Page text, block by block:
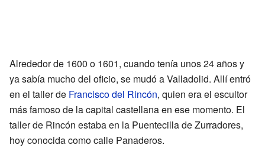
Alrededor de 1600 o 1601, cuando tenía unos 24 años y
ya sabía mucho del oficio, se mudó a Valladolid. Allí entró
en el taller de Francisco del Rincón, quien era el escultor
más famoso de la capital castellana en ese momento. El
taller de Rincón estaba en la Puentecilla de Zurradores,
hoy conocida como calle Panaderos.